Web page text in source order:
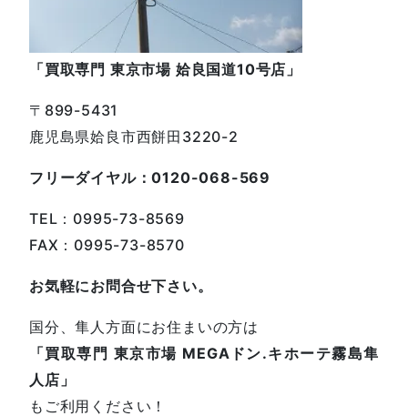
「買取専門 東京市場 姶良国道10号店」
〒899-5431
鹿児島県姶良市西餅田3220-2
フリーダイヤル：0120-068-569
TEL：0995-73-8569
FAX：0995-73-8570
お気軽にお問合せ下さい。
国分、隼人方面にお住まいの方は
「買取専門 東京市場 MEGAドン.キホーテ霧島隼
人店」
もご利用ください！